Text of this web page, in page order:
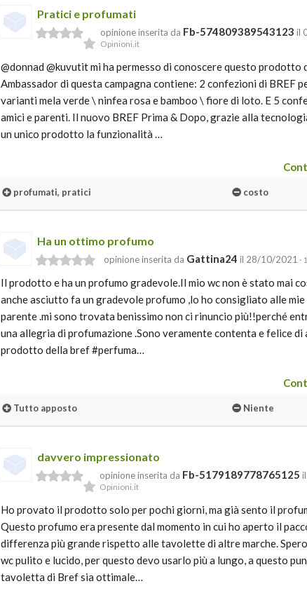
Pratici e profumati
opinione inserita da Fb-574809389543123 il
Opinioni.it
@donnad @kuvutit mi ha permesso di conoscere questo
Ambassador di questa campagna contiene: 2 confezioni di BREF
varianti mela verde \ ninfea rosa e bamboo \ fiore di loto. E 5
amici e parenti. Il nuovo BREF Prima & Dopo, grazie alla
un unico prodotto la funzionalità …
profumati, pratici costo
Ha un ottimo profumo
opinione inserita da Gattina24 il 28/10/2021 ·
Il prodotto e ha un profumo gradevole.Il mio wc non è stato mai
anche asciutto fa un gradevole profumo ,lo ho consigliato alle mie
parente .mi sono trovata benissimo non ci rinuncio più!!perché
una allegria di profumazione .Sono veramente contenta e felice
prodotto della bref #perfuma…
Tutto apposto Niente
davvero impressionato
opinione inserita da Fb-5179189778765125
Opinioni.it
Ho provato il prodotto solo per pochi giorni, ma già sento il
Questo profumo era presente dal momento in cui ho aperto il
differenza più grande rispetto alle tavolette di altre marche.
wc pulito e lucido, per questo devo usarlo più a lungo, a questo
tavoletta di Bref sia ottimale…